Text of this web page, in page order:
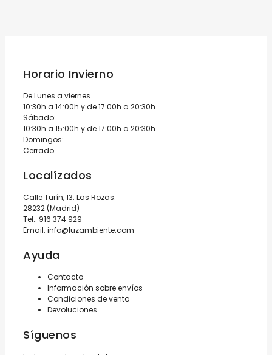
Horario Invierno
De Lunes a viernes
10:30h a 14:00h y de 17:00h a 20:30h
Sábado:
10:30h a 15:00h y de 17:00h a 20:30h
Domingos:
Cerrado
Localízados
Calle Turín, 13. Las Rozas.
28232 (Madrid)
Tel.: 916 374 929
Email: info@luzambiente.com
Ayuda
Contacto
Información sobre envíos
Condiciones de venta
Devoluciones
Síguenos